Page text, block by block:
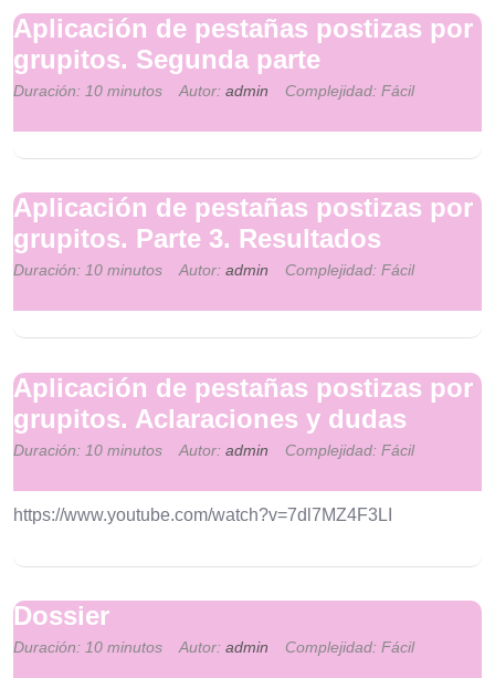
Aplicación de pestañas postizas por
grupitos. Segunda parte
Duración: 10 minutos Autor: admin Complejidad: Fácil
Aplicación de pestañas postizas por
grupitos. Parte 3. Resultados
Duración: 10 minutos Autor: admin Complejidad: Fácil
Aplicación de pestañas postizas por
grupitos. Aclaraciones y dudas
Duración: 10 minutos Autor: admin Complejidad: Fácil
https://www.youtube.com/watch?v=7dl7MZ4F3LI
Dossier
Duración: 10 minutos Autor: admin Complejidad: Fácil